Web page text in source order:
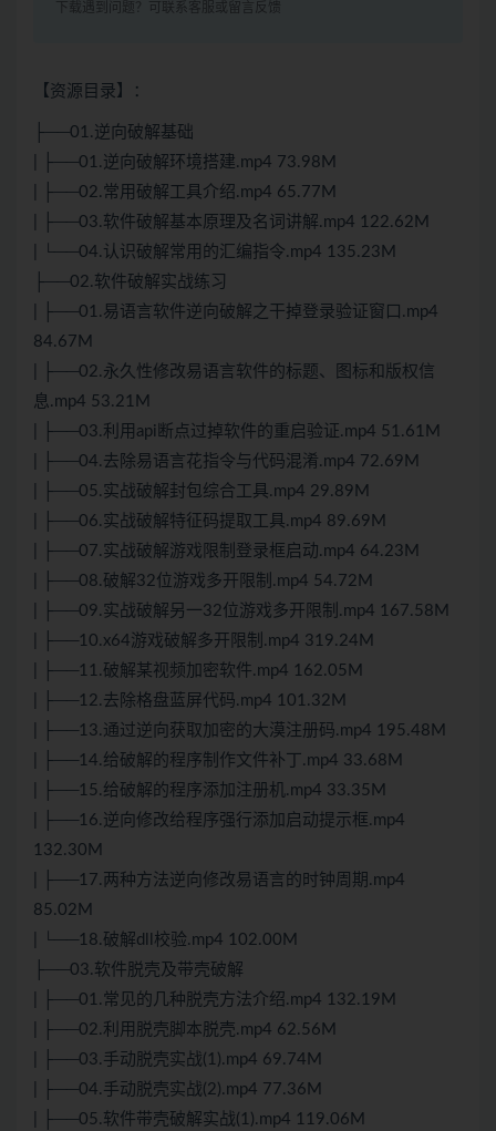
下载遇到问题？可联系客服或留言反馈
【资源目录】：
├──01.逆向破解基础
| ├──01.逆向破解环境搭建.mp4 73.98M
| ├──02.常用破解工具介绍.mp4 65.77M
| ├──03.软件破解基本原理及名词讲解.mp4 122.62M
| └──04.认识破解常用的汇编指令.mp4 135.23M
├──02.软件破解实战练习
| ├──01.易语言软件逆向破解之干掉登录验证窗口.mp4
84.67M
| ├──02.永久性修改易语言软件的标题、图标和版权信
息.mp4 53.21M
| ├──03.利用api断点过掉软件的重启验证.mp4 51.61M
| ├──04.去除易语言花指令与代码混淆.mp4 72.69M
| ├──05.实战破解封包综合工具.mp4 29.89M
| ├──06.实战破解特征码提取工具.mp4 89.69M
| ├──07.实战破解游戏限制登录框启动.mp4 64.23M
| ├──08.破解32位游戏多开限制.mp4 54.72M
| ├──09.实战破解另一32位游戏多开限制.mp4 167.58M
| ├──10.x64游戏破解多开限制.mp4 319.24M
| ├──11.破解某视频加密软件.mp4 162.05M
| ├──12.去除格盘蓝屏代码.mp4 101.32M
| ├──13.通过逆向获取加密的大漠注册码.mp4 195.48M
| ├──14.给破解的程序制作文件补丁.mp4 33.68M
| ├──15.给破解的程序添加注册机.mp4 33.35M
| ├──16.逆向修改给程序强行添加启动提示框.mp4
132.30M
| ├──17.两种方法逆向修改易语言的时钟周期.mp4
85.02M
| └──18.破解dll校验.mp4 102.00M
├──03.软件脱壳及带壳破解
| ├──01.常见的几种脱壳方法介绍.mp4 132.19M
| ├──02.利用脱壳脚本脱壳.mp4 62.56M
| ├──03.手动脱壳实战(1).mp4 69.74M
| ├──04.手动脱壳实战(2).mp4 77.36M
| ├──05.软件带壳破解实战(1).mp4 119.06M